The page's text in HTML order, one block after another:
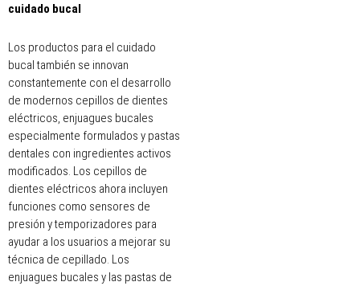
cuidado bucal
Los productos para el cuidado
bucal también se innovan
constantemente con el desarrollo
de modernos cepillos de dientes
eléctricos, enjuagues bucales
especialmente formulados y pastas
dentales con ingredientes activos
modificados. Los cepillos de
dientes eléctricos ahora incluyen
funciones como sensores de
presión y temporizadores para
ayudar a los usuarios a mejorar su
técnica de cepillado. Los
enjuagues bucales y las pastas de